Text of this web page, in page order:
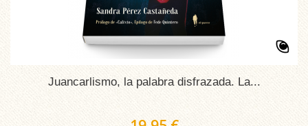
Juancarlismo, la palabra disfrazada. La...